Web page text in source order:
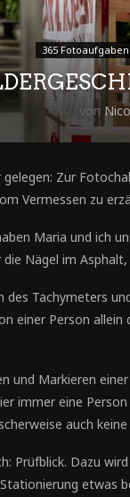
365 Fotoaufgaben
von
Zur
Vermessen zu
Maria und ich
Nägel im
des Tachymeters
einer Person
und Markieren
immer eine
auch
Prüfblick. Dazu
etwas